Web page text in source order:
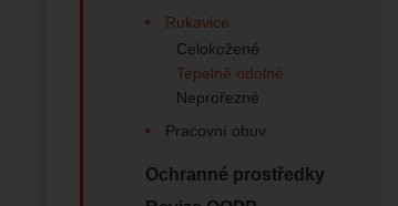
Rukavice
Celokožené
Tepelně odolné
Neprořezné
Pracovní obuv
Ochranné prostředky